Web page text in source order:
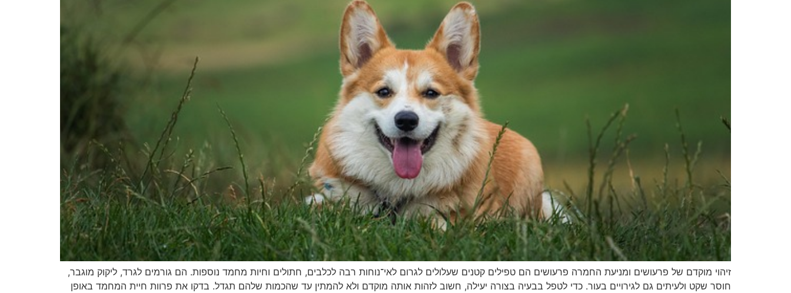
זיהוי מוקדם של פרעושים ומניעת החמרה פרעושים הם טפילים קטנים שעלולים לגרום לאי־נוחות רבה לכלבים, חתולים וחיות מחמד נוספות. הם גורמים לגרד, ליקוק מוגבר,
חוסר שקט ולעיתים גם לגירויים בעור. כדי לטפל בבעיה בצורה יעילה, חשוב לזהות אותה מוקדם ולא להמתין עד שהכמות שלהם תגדל. בדקו את פרוות חיית המחמד באופן